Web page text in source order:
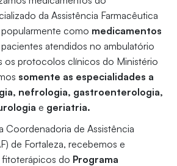
da Assistência Farmacêutica
como medicamentos
pacientes atendidos no ambulatório
os protocolos clínicos do Ministério
somente as especialidades a
nefrologia, gastroenterologia,
e geriatria.
Coordenadoria de Assistência
de Fortaleza, recebemos e
fitoterápicos do Programa